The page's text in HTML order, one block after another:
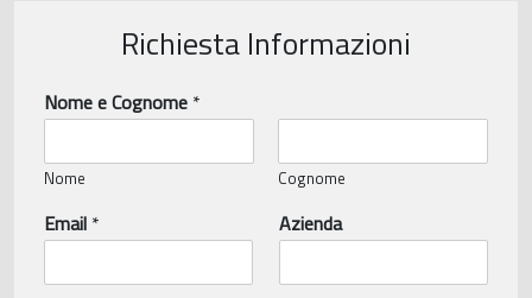
Richiesta Informazioni
Nome e Cognome *
Nome Cognome
Email * Azienda